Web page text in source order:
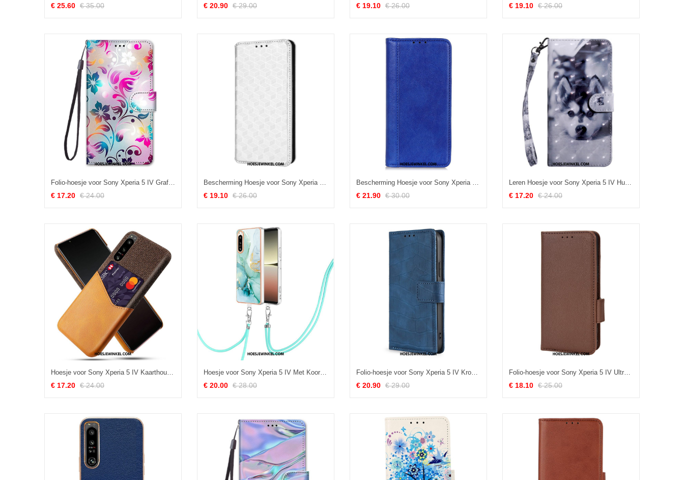
€ 25.60 € 35.00 € 20.90 € 29.00 € 19.10 € 26.00 € 19.10 € 26.00
Folio-hoesje voor Sony Xperia 5 IV Grafisch Met Lanyard
€ 17.20 € 24.00
Bescherming Hoesje voor Sony Xperia 5 IV Folio-hoesje 3d Textuur
€ 19.10 € 26.00
Bescherming Hoesje voor Sony Xperia 5 IV Folio-hoesje Gespleten Leer
€ 21.90 € 30.00
Leren Hoesje voor Sony Xperia 5 IV Husky Hond Met Koord
€ 17.20 € 24.00
Hoesje voor Sony Xperia 5 IV Kaarthouder
€ 17.20 € 24.00
Hoesje voor Sony Xperia 5 IV Met Koord Met Marmeren Koord
€ 20.00 € 28.00
Folio-hoesje voor Sony Xperia 5 IV Krokodillenhuidstijl
€ 20.90 € 29.00
Folio-hoesje voor Sony Xperia 5 IV Ultra Fijn
€ 18.10 € 25.00